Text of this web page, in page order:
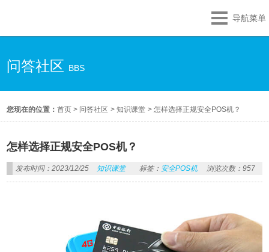
导航菜单
问答社区 BBS
您现在的位置：首页 > 问答社区 >知识课堂 >怎样选择正规安全POS机？
怎样选择正规安全POS机？
发布时间：2023/12/25 知识课堂 标签： 安全POS机 浏览次数：957